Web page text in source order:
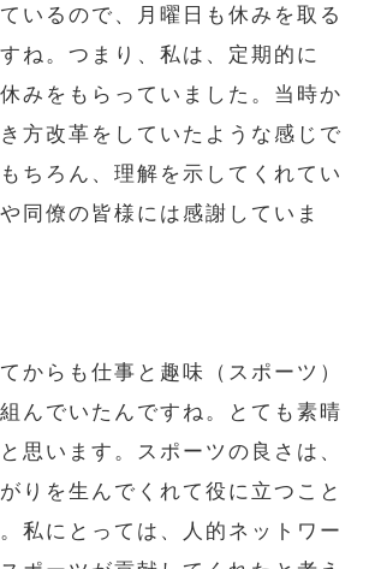
いるので、月曜日も休みを取る
ね。つまり、私は、定期的に
みをもらっていました。当時か
方改革をしていたような感じで
ちろん、理解を示してくれてい
同僚の皆様には感謝していま
からも仕事と趣味（スポーツ）
んでいたんですね。とても素晴
思います。スポーツの良さは、
りを生んでくれて役に立つこと
私にとっては、人的ネットワー